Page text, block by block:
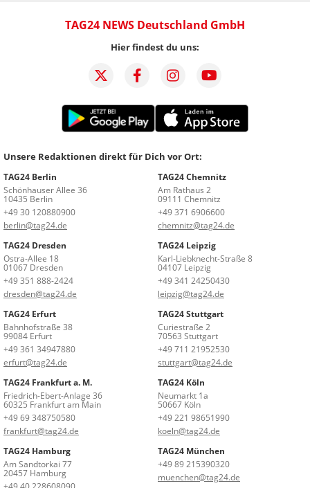
TAG24 NEWS Deutschland GmbH
Hier findest du uns:
Unsere Redaktionen direkt für Dich vor Ort:
TAG24 Berlin
Schönhauser Allee 36
10435 Berlin
+49 30 120880900
berlin@tag24.de
TAG24 Chemnitz
Am Rathaus 2
09111 Chemnitz
+49 371 6906600
chemnitz@tag24.de
TAG24 Dresden
Ostra-Allee 18
01067 Dresden
+49 351 888-2424
dresden@tag24.de
TAG24 Leipzig
Karl-Liebknecht-Straße 8
04107 Leipzig
+49 341 24250430
leipzig@tag24.de
TAG24 Erfurt
Bahnhofstraße 38
99084 Erfurt
+49 361 34947880
erfurt@tag24.de
TAG24 Stuttgart
Curiestraße 2
70563 Stuttgart
+49 711 21952530
stuttgart@tag24.de
TAG24 Frankfurt a. M.
Friedrich-Ebert-Anlage 36
60325 Frankfurt am Main
+49 69 348750580
frankfurt@tag24.de
TAG24 Köln
Neumarkt 1a
50667 Köln
+49 221 98651990
koeln@tag24.de
TAG24 Hamburg
Am Sandtorkai 77
20457 Hamburg
TAG24 München
+49 89 215390320
muenchen@tag24.de